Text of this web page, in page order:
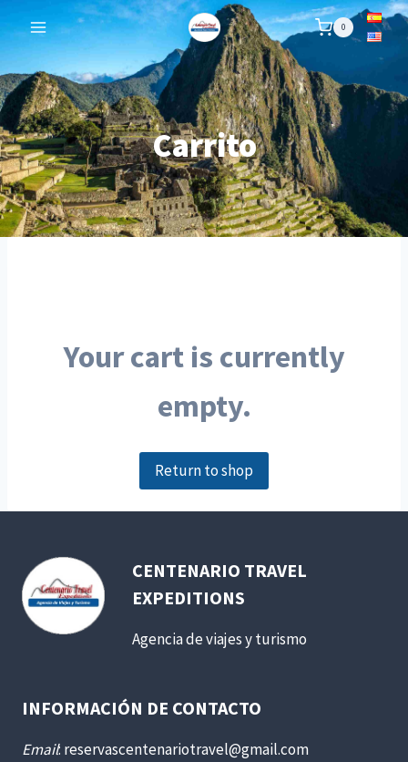
to
content
0
Carrito
Your cart is currently
empty.
Return to shop
CENTENARIO TRAVEL
EXPEDITIONS
Agencia de viajes y turismo
INFORMACIÓN DE CONTACTO
Email: reservascentenariotravel@gmail.com